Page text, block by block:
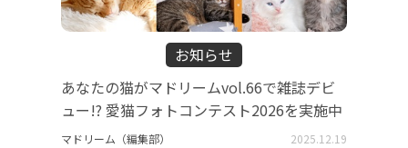
お知らせ
あなたの猫がマドリームvol.66で雑誌デビ
ュー!? 愛猫フォトコンテスト2026を実施中
マドリーム（編集部） 2025.12.19